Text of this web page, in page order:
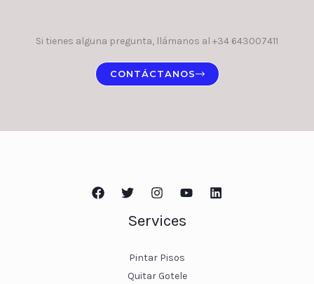
Si tienes alguna pregunta, llámanos al +34 643007411
CONTÁCTANOS
Services
Pintar Pisos
Quitar Gotele